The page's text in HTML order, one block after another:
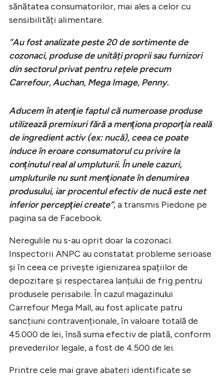
sănătatea consumatorilor, mai ales a celor cu
sensibilități alimentare.
”Au fost analizate peste 20 de sortimente de
cozonaci, produse de unități proprii sau furnizori
din sectorul privat pentru rețele precum
Carrefour, Auchan, Mega Image, Penny.
Aducem în atenţie faptul că numeroase produse
utilizează premixuri fără a menţiona proporţia reală
de ingredient activ (ex: nucă), ceea ce poate
induce în eroare consumatorul cu privire la
conţinutul real al umpluturii. În unele cazuri,
umpluturile nu sunt menţionate în denumirea
produsului, iar procentul efectiv de nucă este net
inferior percepţiei create”, a transmis Piedone pe
pagina sa de Facebook.
Neregulile nu s-au oprit doar la cozonaci.
Inspectorii ANPC au constatat probleme serioase
și în ceea ce privește igienizarea spațiilor de
depozitare și respectarea lanțului de frig pentru
produsele perisabile. În cazul magazinului
Carrefour Mega Mall, au fost aplicate patru
sancțiuni contravenționale, în valoare totală de
45.000 de lei, însă suma efectiv de plată, conform
prevederilor legale, a fost de 4.500 de lei.
Printre cele mai grave abateri identificate se